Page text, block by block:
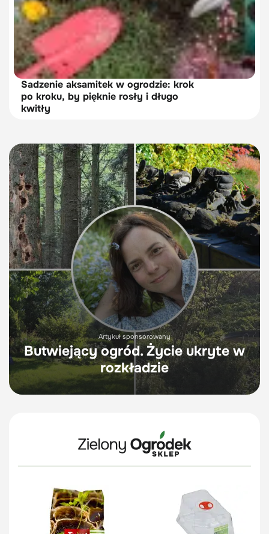
Sadzenie aksamitek w ogrodzie: krok
po kroku, by pięknie rosły i długo
kwitły
Artykuł sponsorowany
Butwiejący ogród. Życie ukryte w
rozkładzie